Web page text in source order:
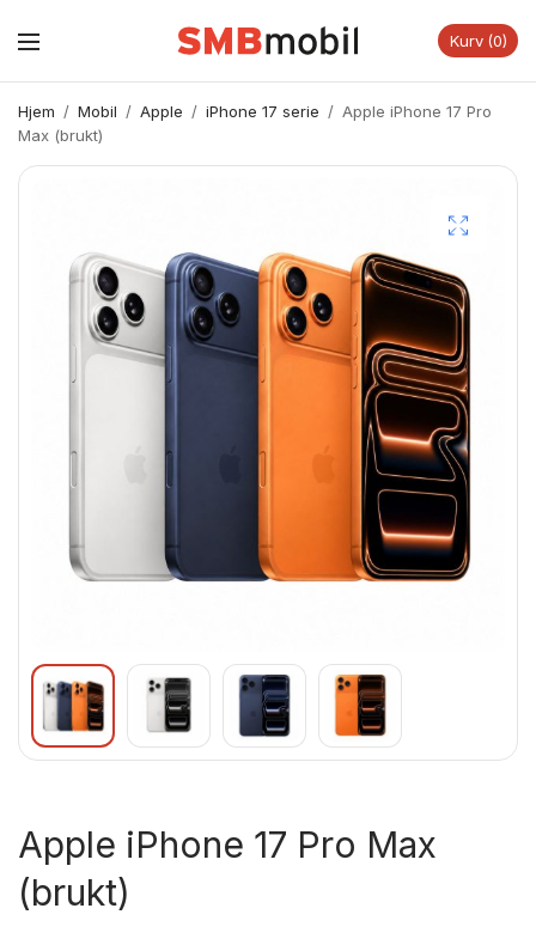
Kurv 0
Hjem / Mobil / Apple / iPhone 17 serie / Apple iPhone 17 Pro
Max (brukt)
Apple iPhone 17 Pro Max
(brukt)